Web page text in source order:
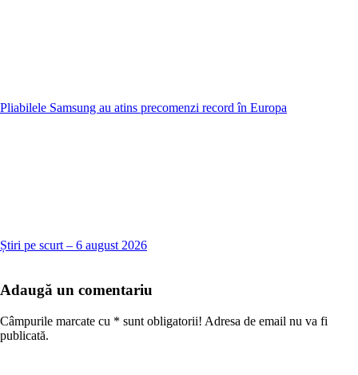
Pliabilele Samsung au atins precomenzi record în Europa
Știri pe scurt – 6 august 2026
Adaugă un comentariu
Câmpurile marcate cu * sunt obligatorii! Adresa de email nu va fi
publicată.